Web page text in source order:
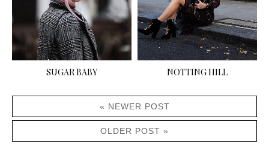
SUGAR BABY NOTTING HILL
« NEWER POST
OLDER POST »